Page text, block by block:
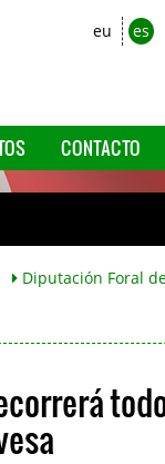
eu es
CONTACTO
Diputación Foral